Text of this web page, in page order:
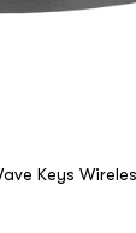
Keys